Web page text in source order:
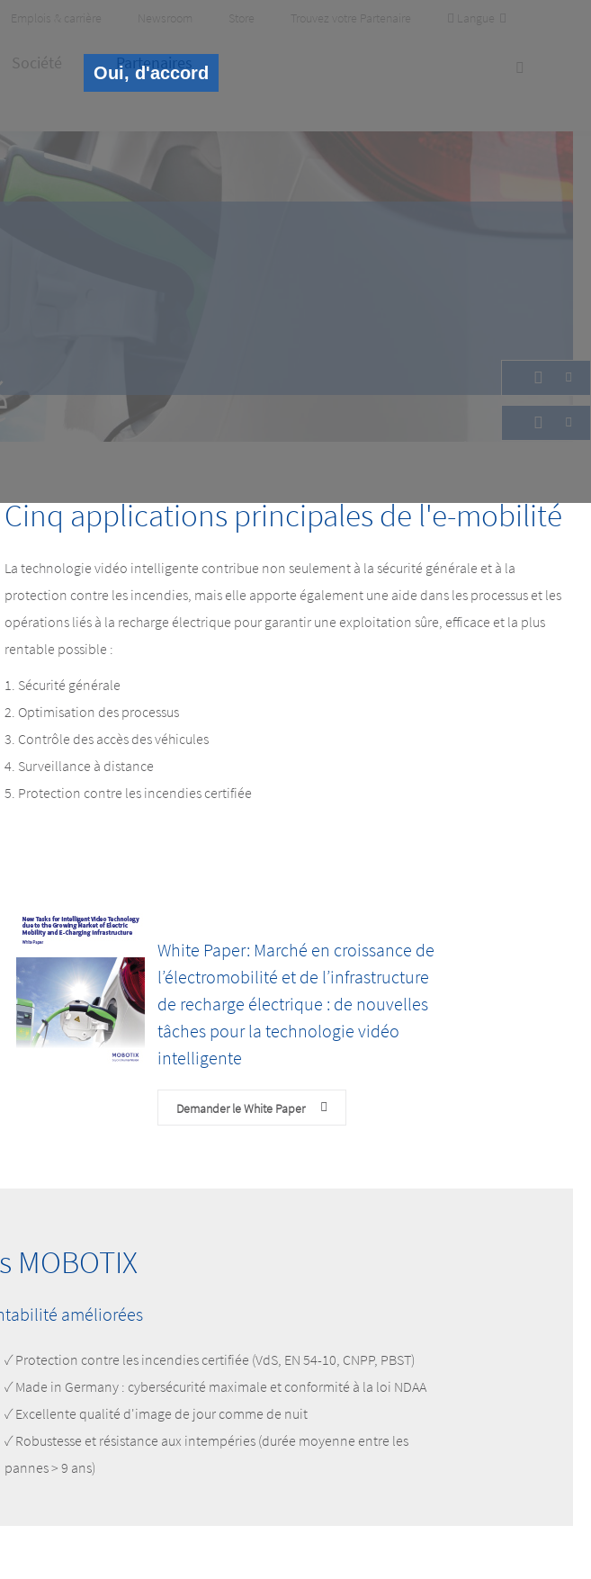
Oui, d'accord
Emplois & carrière Newsroom Store Trouvez votre Partenaire Langue
Société Partenaires
les processus, augmenter les bénéfices
les processus, augmenter les bénéfices
Cinq applications principales de l'e-mobilité
La technologie vidéo intelligente contribue non seulement à la sécurité générale et à la
protection contre les incendies, mais elle apporte également une aide dans les processus et les
opérations liés à la recharge électrique pour garantir une exploitation sûre, efficace et la plus
rentable possible :
Sécurité générale
Optimisation des processus
Contrôle des accès des véhicules
Surveillance à distance
Protection contre les incendies certifiée
White Paper: Marché en croissance de
l’électromobilité et de l’infrastructure
de recharge électrique : de nouvelles
tâches pour la technologie vidéo
intelligente
Demander le White Paper
MOBOTIX
améliorées
✓ Protection contre les incendies certifiée (VdS, EN 54-10, CNPP, PBST)
✓ Made in Germany : cybersécurité maximale et conformité à la loi NDAA
✓ Excellente qualité d'image de jour comme de nuit
✓ Robustesse et résistance aux intempéries (durée moyenne entre les
pannes > 9 ans)